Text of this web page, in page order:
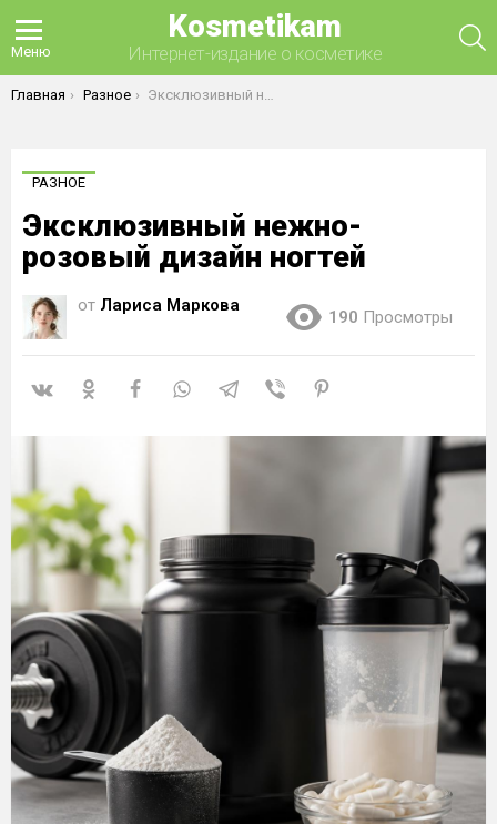
Меню
Kosmetikam
Интернет-издание о косметике
Вы здесь:
Главная Разное Эксклюзивный нежно-розовый дизайн ногтей
РАЗНОЕ
Эксклюзивный нежно-
розовый дизайн ногтей
от Лариса Маркова
190 Просмотры